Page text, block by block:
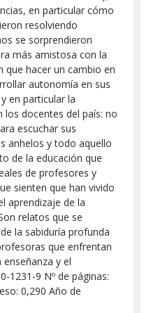
en particular cómo
resolviendo
se sorprendieron
más amistosa con la
hacer un cambio en
autonomía en sus
en particular la
los docentes del país: no
escuchar sus
anhelos y todo aquello
de la educación que
de profesores y
sienten que han vivido
aprendizaje de la
relatos que se
la sabiduría profunda
que enfrentan
y el
1231-9 Nº de páginas:
0,290 Año de